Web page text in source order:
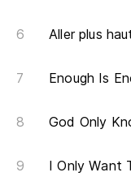
Aller plus
Enough Is
God Only
I Only Want